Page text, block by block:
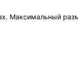
Максимальный